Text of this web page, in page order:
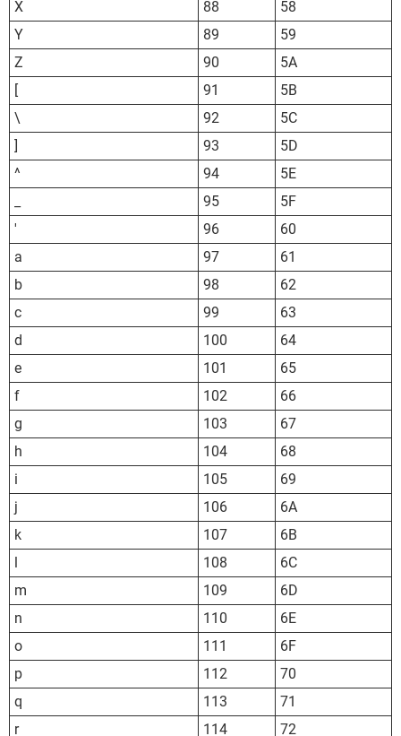
X
88
58
Y
89
59
Z
90
5A
[
91
5B
\
92
5C
]
93
5D
^
94
5E
95
5F
'
96
60
a
97
61
b
98
62
c
99
63
d
100
64
e
101
65
f
102
66
g
103
67
h
104
68
i
105
69
j
106
6A
k
107
6B
l
108
6C
m
109
6D
n
110
6E
o
111
6F
p
112
70
q
113
71
r
114 72